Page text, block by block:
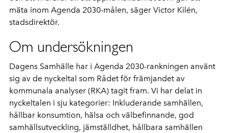
mäta inom Agenda 2030-målen, säger Victor Kilén,
stadsdirektör.
Om undersökningen
Dagens Samhälle har i Agenda 2030-rankningen använt
sig av de nyckeltal som Rådet för främjandet av
kommunala analyser (RKA) tagit fram. Vi har delat in
nyckeltalen i sju kategorier: Inkluderande samhällen,
hållbar konsumtion, hälsa och välbefinnande, god
samhällsutveckling, jämställdhet, hållbara samhällen